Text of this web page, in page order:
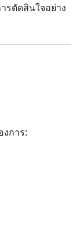
รตัดสินใจอย่าง
การ: